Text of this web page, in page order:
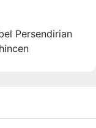
Persendirian